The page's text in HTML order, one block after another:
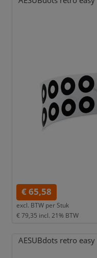
€ 65,58
excl. BTW per Stuk
€ 79,35 incl. 21% BTW
AESUBdots retro